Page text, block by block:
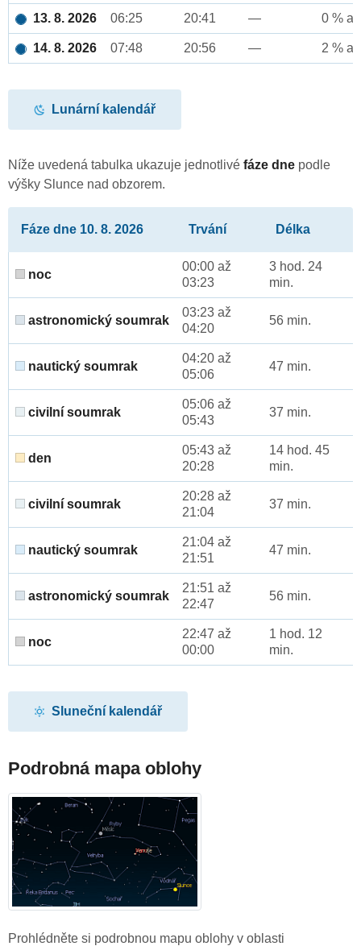
13. 8. 2026 06:25 20:41 — 0 %
14. 8. 2026 07:48 20:56 — 2 %
Lunární kalendář
Níže uvedená tabulka ukazuje jednotlivé fáze dne podle
výšky Slunce nad obzorem.
Fáze dne 10. 8. 2026 Trvání Délka
noc
00:00 až
03:23
3 hod. 24
min.
astronomický soumrak
03:23 až
04:20
56 min.
nautický soumrak
04:20 až
05:06
47 min.
civilní soumrak
05:06 až
05:43
37 min.
den
05:43 až
20:28
14 hod. 45
min.
civilní soumrak
20:28 až
21:04
37 min.
nautický soumrak
21:04 až
21:51
47 min.
astronomický soumrak
21:51 až
22:47
56 min.
noc
22:47 až
00:00
1 hod. 12
min.
Sluneční kalendář
Podrobná mapa oblohy
Prohlédněte si podrobnou mapu oblohy v oblasti